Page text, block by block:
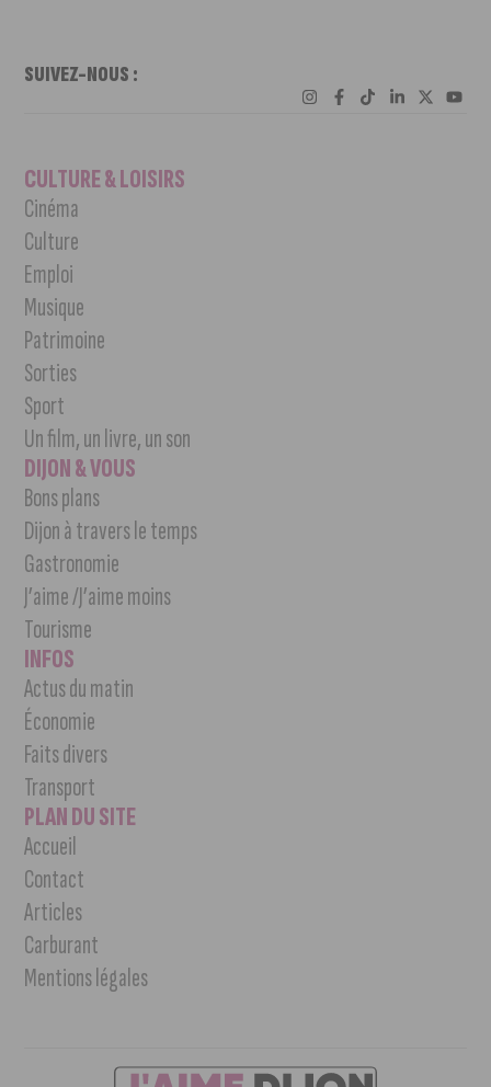
SUIVEZ-NOUS :
CULTURE & LOISIRS
Cinéma
Culture
Emploi
Musique
Patrimoine
Sorties
Sport
Un film, un livre, un son
DIJON & VOUS
Bons plans
Dijon à travers le temps
Gastronomie
J’aime /J’aime moins
Tourisme
INFOS
Actus du matin
Économie
Faits divers
Transport
PLAN DU SITE
Accueil
Contact
Articles
Carburant
Mentions légales